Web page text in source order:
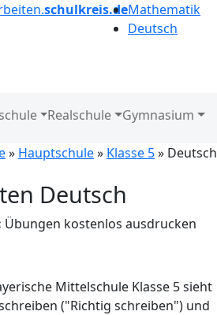
schulkreis.deMathematik
Deutsch
Realschule Gymnasium
» Hauptschule» Klasse 5» Deutsch
Deutsch
Übungen kostenlos ausdrucken
Mittelschule Klasse 5 sieht
("Richtig schreiben") und